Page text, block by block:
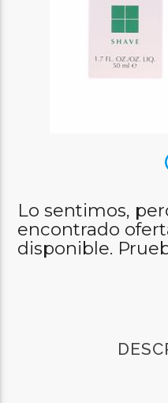
Lo sentimos,
encontrado
disponible.